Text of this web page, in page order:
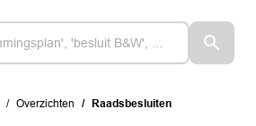
Overzichten Raadsbesluiten